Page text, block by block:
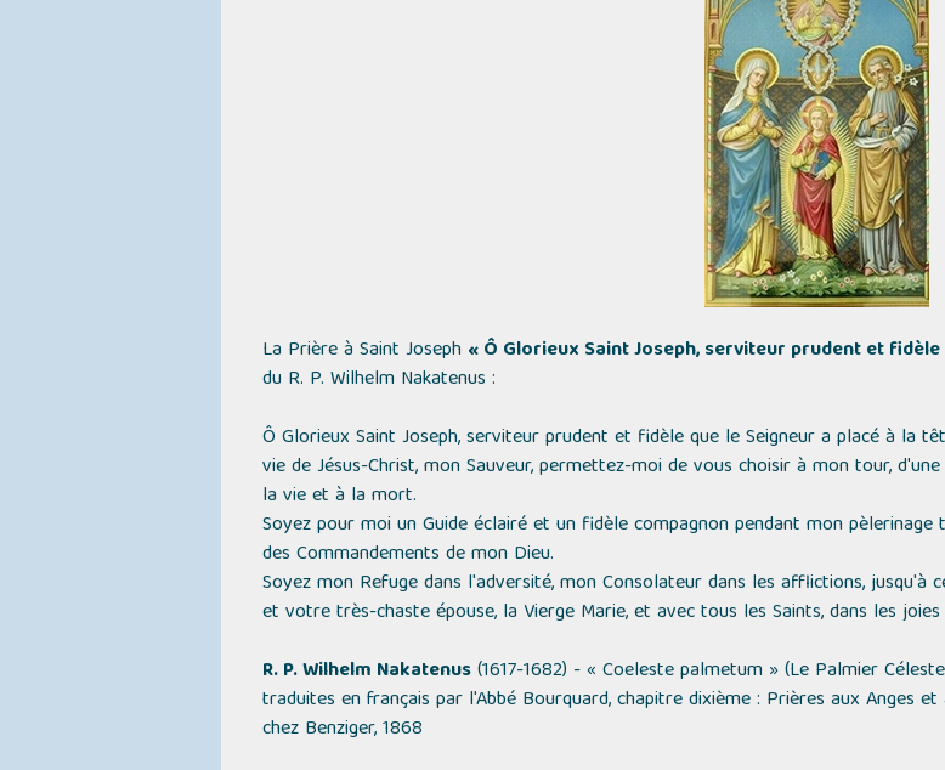
La Prière à Saint Joseph « Ô Glorieux Saint Joseph, serviteur prudent et
du R. P. Wilhelm Nakatenus :
Ô Glorieux Saint Joseph, serviteur prudent et fidèle que le Seigneur a placé à la
vie de Jésus-Christ, mon Sauveur, permettez-moi de vous choisir à mon tour,
la vie et à la mort.
Soyez pour moi un Guide éclairé et un fidèle compagnon pendant mon
des Commandements de mon Dieu.
Soyez mon Refuge dans l'adversité, mon Consolateur dans les afflictions,
et votre très-chaste épouse, la Vierge Marie, et avec tous les Saints, dans les
R. P. Wilhelm Nakatenus(1617-1682) -« Coeleste palmetum » (Le Palmier
traduites en français par l'Abbé Bourquard, chapitre dixième : Prières aux Anges et
chez Benziger, 1868